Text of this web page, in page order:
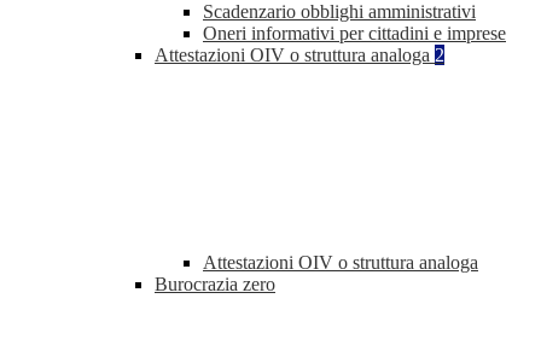
Scadenzario obblighi amministrativi
Oneri informativi per cittadini e imprese
Attestazioni OIV o struttura analoga 2
Attestazioni OIV o struttura analoga
Burocrazia zero